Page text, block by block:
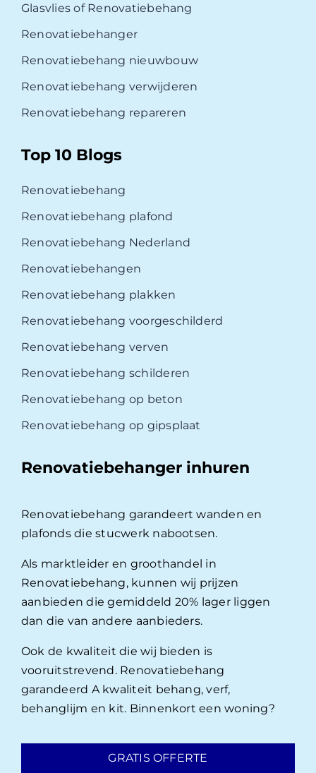
Glasvlies of Renovatiebehang
Renovatiebehanger
Renovatiebehang nieuwbouw
Renovatiebehang verwijderen
Renovatiebehang repareren
Top 10 Blogs
Renovatiebehang
Renovatiebehang plafond
Renovatiebehang Nederland
Renovatiebehangen
Renovatiebehang plakken
Renovatiebehang voorgeschilderd
Renovatiebehang verven
Renovatiebehang schilderen
Renovatiebehang op beton
Renovatiebehang op gipsplaat
Renovatiebehanger inhuren
Renovatiebehang garandeert wanden en
plafonds die stucwerk nabootsen.
Als marktleider en groothandel in
Renovatiebehang, kunnen wij prijzen
aanbieden die gemiddeld 20% lager liggen
dan die van andere aanbieders.
Ook de kwaliteit die wij bieden is
vooruitstrevend. Renovatiebehang
garandeerd A kwaliteit behang, verf,
behanglijm en kit. Binnenkort een woning?
GRATIS OFFERTE